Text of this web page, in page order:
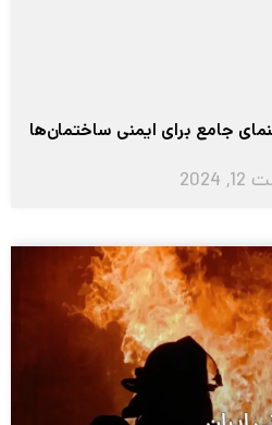
جامع برای ایمنی ساختمان‌ها